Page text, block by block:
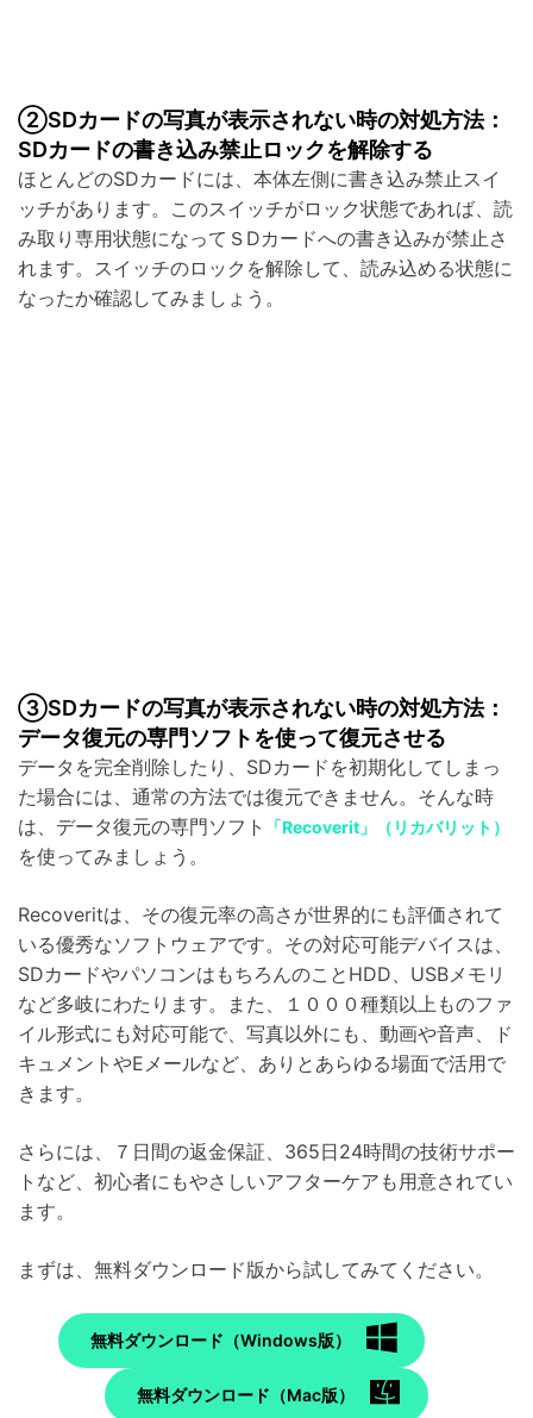
②SDカードの写真が表示されない時の対処方法：
SDカードの書き込み禁止ロックを解除する
ほとんどのSDカードには、本体左側に書き込み禁止スイ
ッチがあります。このスイッチがロック状態であれば、読
み取り専用状態になってＳDカードへの書き込みが禁止さ
れます。スイッチのロックを解除して、読み込める状態に
なったか確認してみましょう。
③SDカードの写真が表示されない時の対処方法：
データ復元の専門ソフトを使って復元させる
データを完全削除したり、SDカードを初期化してしまっ
た場合には、通常の方法では復元できません。そんな時
は、データ復元の専門ソフト
「Recoverit」（リカバリット）
を使ってみましょう。
Recoveritは、その復元率の高さが世界的にも評価されて
いる優秀なソフトウェアです。その対応可能デバイスは、
SDカードやパソコンはもちろんのことHDD、USBメモリ
など多岐にわたります。また、１０００種類以上ものファ
イル形式にも対応可能で、写真以外にも、動画や音声、ド
キュメントやEメールなど、ありとあらゆる場面で活用で
きます。
さらには、７日間の返金保証、365日24時間の技術サポー
トなど、初心者にもやさしいアフターケアも用意されてい
ます。
まずは、無料ダウンロード版から試してみてください。
無料ダウンロード（Windows版）
無料ダウンロード（Mac版）